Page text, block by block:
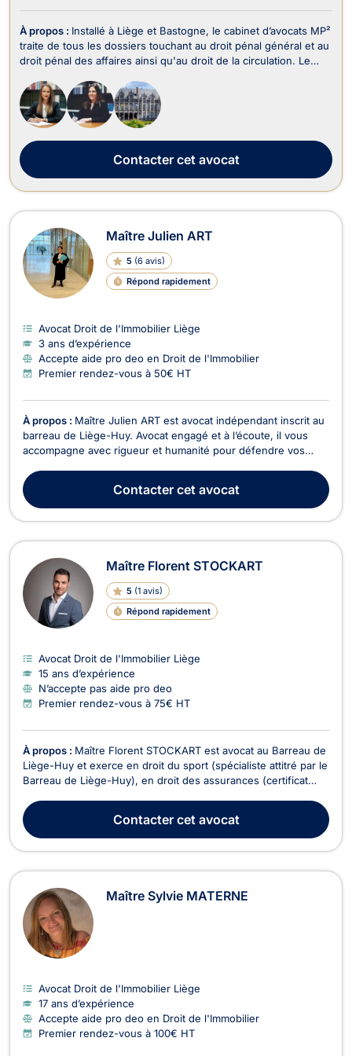
À propos : Installé à Liège et Bastogne, le cabinet d’avocats MP²
traite de tous les dossiers touchant au droit pénal général et au
droit pénal des affaires ainsi qu'au droit de la circulation. Le
tant les victimes que les auteurs présumés d’infraction au droit
pénal des af...
Contactercet avocat
Maître Julien ART
5 (6 avis)
Répond rapidement
Avocat Droit de l'Immobilier Liège
3 ans d’expérience
Accepte aide pro deo en Droit de l'Immobilier
Premier rendez-vous à 50€ HT
À propos : Maître Julien ART est avocat indépendant inscrit au
barreau de Liège-Huy. Avocat engagé et à l’écoute, il vous
accompagne avec rigueur et humanité pour défendre vos
intervient notamment en droit civil, droit de la famille, droit des
mineurs ainsi qu’en droit pénal. Ses c...
Contactercet avocat
Maître Florent STOCKART
5 (1 avis)
Répond rapidement
Avocat Droit de l'Immobilier Liège
15 ans d’expérience
N’accepte pas aide pro deo
Premier rendez-vous à 75€ HT
À propos : Maître Florent STOCKART est avocat au Barreau de
Liège-Huy et exerce en droit du sport (spécialiste attitré par le
Barreau de Liège-Huy), en droit des assurances (certificat
(contractuelle et délictuelle), droit de la construction, droit du
dommage corporel (indemnisatio...
Contactercet avocat
Maître Sylvie MATERNE
Avocat Droit de l'Immobilier Liège
17 ans d’expérience
Accepte aide pro deo en Droit de l'Immobilier
Premier rendez-vous à 100€ HT